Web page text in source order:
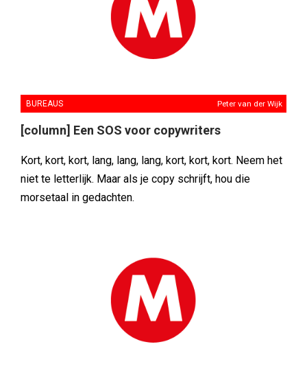
BUREAUS Peter van der Wijk
[column] Een SOS voor copywriters
Kort, kort, kort, lang, lang, lang, kort, kort, kort. Neem het
niet te letterlijk. Maar als je copy schrijft, hou die
morsetaal in gedachten.